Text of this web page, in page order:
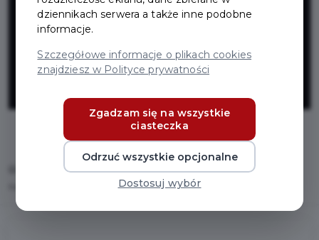
w Pruszczu
Gdańskim
Inwestycje
Kanalizacja deszczowa ulicy Dobrowolskiego w Pruszczu Gdańskim
dziennikach serwera a także inne podobne
informacje.
Szczegółowe informacje o plikach cookies
znajdziesz w Polityce prywatności
Zgadzam się na wszystkie
ciasteczka
Odrzuć wszystkie opcjonalne
Dostosuj wybór